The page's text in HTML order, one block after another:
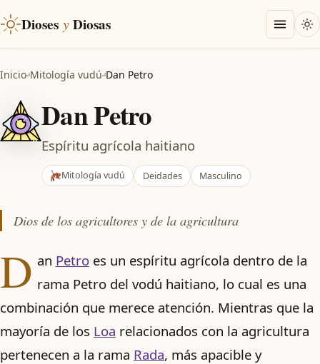
Dioses y Diosas
Inicio Mitología vudú Dan Petro
Dan Petro
Espíritu agrícola haitiano
Mitología vudú Deidades Masculino
Dios de los agricultores y de la agricultura
D an Petroes un espíritu agrícola dentro de la
rama Petro del vodú haitiano, lo cual es una
combinación que merece atención. Mientras que la
mayoría de los Loa relacionados con la agricultura
pertenecen a la rama Rada, más apacible y